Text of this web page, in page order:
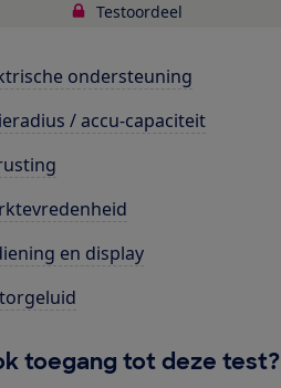
Testoordeel
ondersteuning
/ accu-capaciteit
en display
toegang tot deze test?